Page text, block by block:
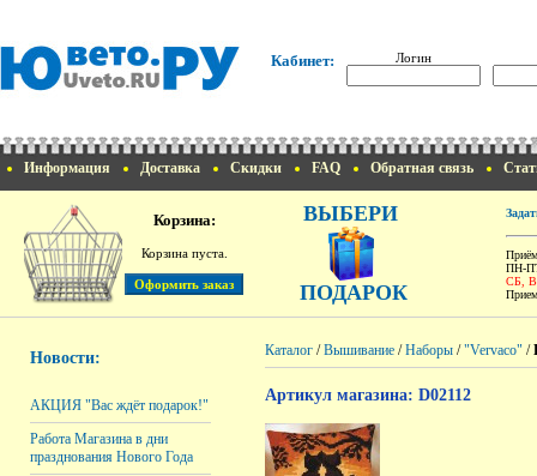
Кабинет: Логин
Информация Доставка Скидки FAQ Обратная связь
Корзина:
Корзина пуста.
ВЫБЕРИ
ПОДАРОК
ПН-
СБ,
Новости:
АКЦИЯ "Вас ждёт подарок!"
Работа Магазина в дни
празднования Нового Года
Каталог /Вышивание /Наборы /"Vervaco" /
Артикул магазина: D02112